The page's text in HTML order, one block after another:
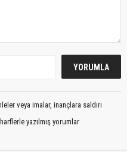
veya imalar, inançlara saldırı
yazılmış yorumlar